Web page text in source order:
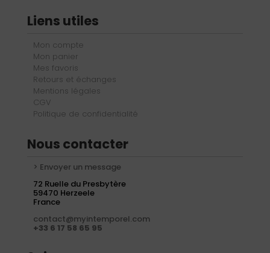
Liens utiles
Mon compte
Mon panier
Mes favoris
Retours et échanges
Mentions légales
CGV
Politique de confidentialité
Nous contacter
> Envoyer un message
72 Ruelle du Presbytère
59470 Herzeele
France
contact@myintemporel.com
+33 6 17 58 65 95